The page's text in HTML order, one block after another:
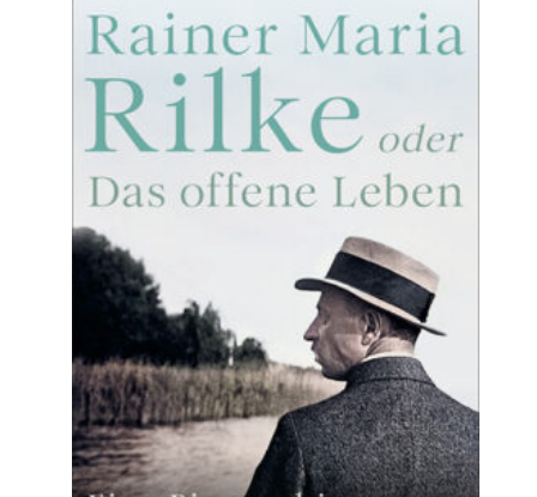
Neue Biografie über den Dichter von Sandra
Richter. Der 150. Geburtstag Rainer Maria